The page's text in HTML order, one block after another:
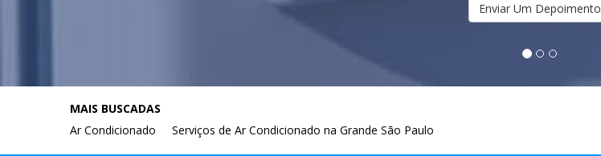
Enviar Um Depoimento
MAIS BUSCADAS
Ar Condicionado
Serviços de Ar Condicionado na Grande São Paulo